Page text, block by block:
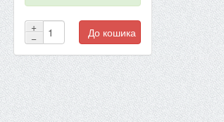
+
−
До кошика